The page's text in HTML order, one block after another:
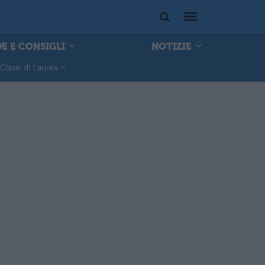
E CONSIGLI NOTIZIE
Classi di Laurea